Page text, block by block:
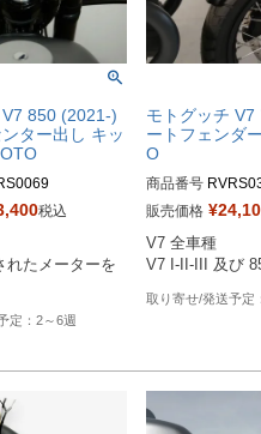
850 (2021-)
ター出し キッ
税込
れたメーターを
2～6週
モトグッチ V7
ートフェンダ
O
商品番号
RVRS0307：マッ
m）
RVRS0308：マ
スーパーショー
RVRS0310：グ
販売価格 ¥
V7 全車種
V7 I-II-III 及び